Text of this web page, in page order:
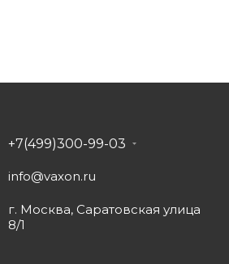
+7(499)300-99-03
info@vaxon.ru
г. Москва, Саратовская улица
8/1